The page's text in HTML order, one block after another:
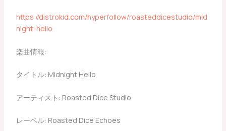
https://distrokid.com/hyperfollow/roasteddicestudio/mid
night-hello
楽曲情報:
タイトル: Midnight Hello
アーティスト: Roasted Dice Studio
レーベル: Roasted Dice Echoes